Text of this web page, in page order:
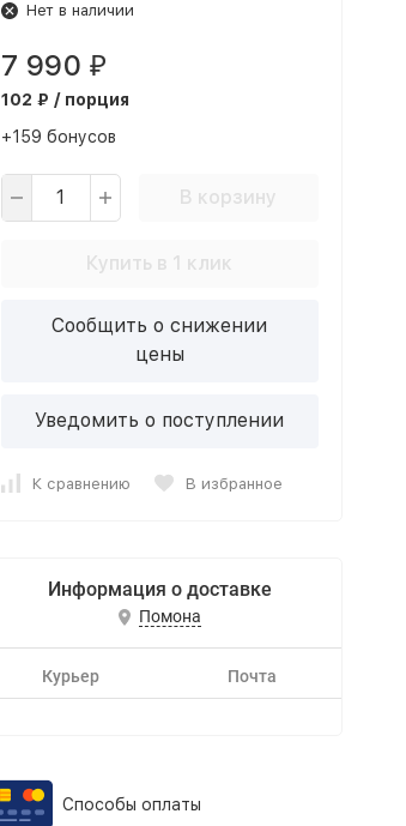
Нет в наличии
7 990 ₽
102 ₽ / порция
+159 бонусов
В корзину
Купить в 1 клик
Сообщить о снижении
цены
Уведомить о поступлении
К сравнению В избранное
Информация о доставке
Помона
Курьер Почта
Способы оплаты